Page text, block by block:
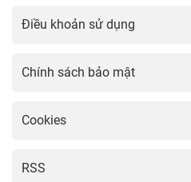
Điều khoản sử dụng
Chính sách bảo mật
Cookies
RSS